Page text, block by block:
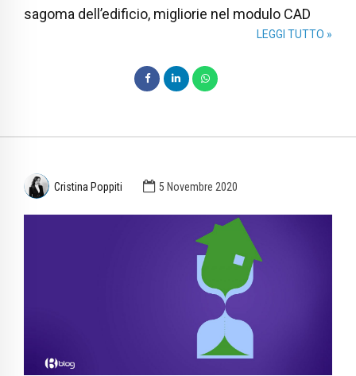
sagoma dell’edificio, migliorie nel modulo CAD
LEGGI TUTTO »
Cristina Poppiti 5 Novembre 2020